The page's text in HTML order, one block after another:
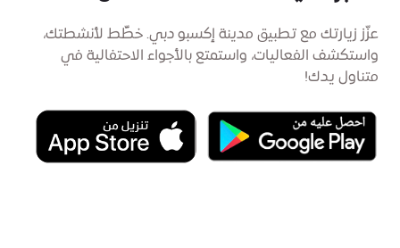
عزّز زيارتك مع تطبيق مدينة إكسبو دبي. خطِّط لأنشطتك،
واستكشف الفعاليات، واستمتع بالأجواء الاحتفالية في
متناول يدك!